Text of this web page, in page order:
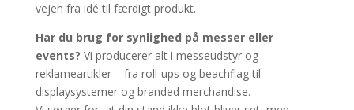
vejen fra idé til færdigt produkt.
Har du brug for synlighed på messer eller
events? Vi producerer alt i messeudstyr og
reklameartikler – fra roll-ups og beachflag til
displaysystemer og branded merchandise.